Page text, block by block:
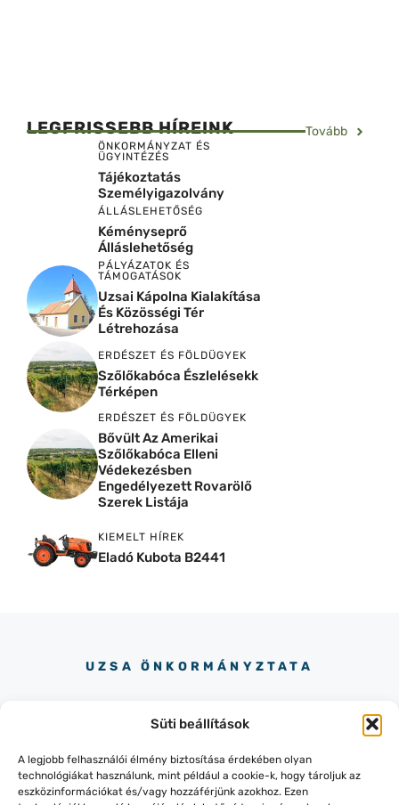
Süti beállítások
A legjobb felhasználói élmény biztosítása érdekében olyan
technológiákat használunk, mint például a cookie-k, hogy tároljuk az
eszközinformációkat és/vagy hozzáférjünk azokhoz. Ezen
LEGFRISSEBB HÍREINK Tovább
ÖNKORMÁNYZAT ÉS
ÜGYINTÉZÉS
Tájékoztatás
Személyigazolvány
ÁLLÁSLEHETŐSÉG
Kéményseprő
Álláslehetőség
PÁLYÁZATOK ÉS
TÁMOGATÁSOK
Uzsai Kápolna Kialakítása
És Közösségi Tér
Létrehozása
ERDÉSZET ÉS FÖLDÜGYEK
Szőlőkabóca Észlelésekk
Térképen
ERDÉSZET ÉS FÖLDÜGYEK
Bővült Az Amerikai
Szőlőkabóca Elleni
Védekezésben
Engedélyezett Rovarölő
Szerek Listája
KIEMELT HÍREK
Eladó Kubota B2441
UZSA ÖNKORMÁNYZTATA
+36-87/436-151